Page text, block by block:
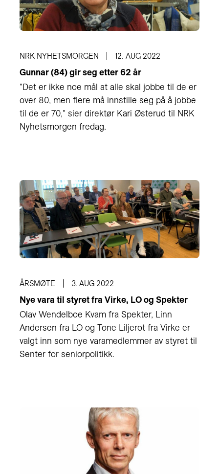
NRK NYHETSMORGEN 12. AUG 2022
Gunnar (84) gir seg etter 62 år
"Det er ikke noe mål at alle skal jobbe til de er
over 80, men flere må innstille seg på å jobbe
til de er 70," sier direktør Kari Østerud til NRK
Nyhetsmorgen fredag.
ÅRSMØTE 3. AUG 2022
Nye vara til styret fra Virke, LO og Spekter
Olav Wendelboe Kvam fra Spekter, Linn
Andersen fra LO og Tone Liljerot fra Virke er
valgt inn som nye varamedlemmer av styret til
Senter for seniorpolitikk.